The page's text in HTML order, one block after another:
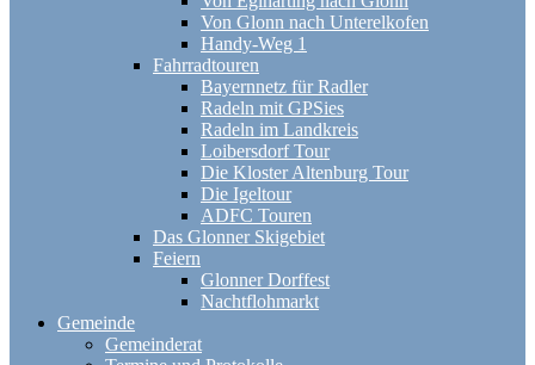
Von Glonn nach Unterelkofen
Handy-Weg 1
Fahrradtouren
Bayernnetz für Radler
Radeln mit GPSies
Radeln im Landkreis
Loibersdorf Tour
Die Kloster Altenburg Tour
Die Igeltour
ADFC Touren
Das Glonner Skigebiet
Feiern
Glonner Dorffest
Nachtflohmarkt
Gemeinde
Gemeinderat